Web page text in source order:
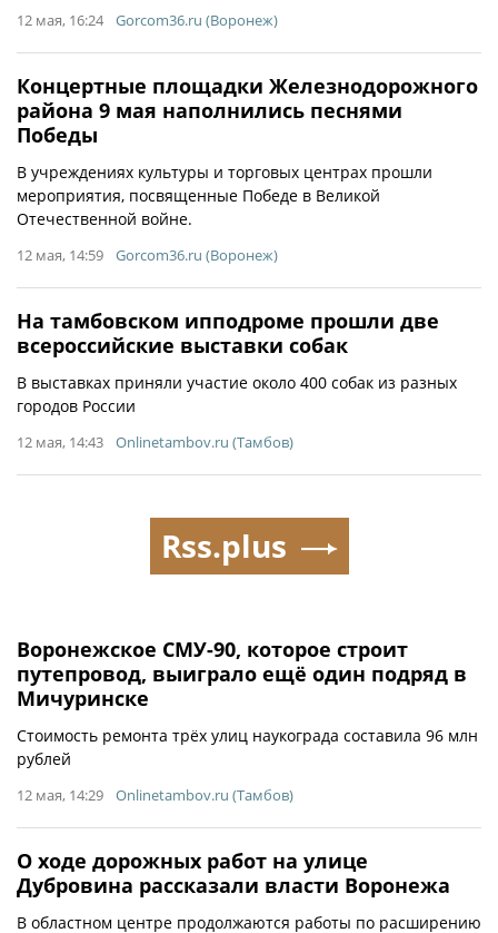
12 мая, 16:24 Gorcom36.ru (Воронеж)
Концертные площадки Железнодорожного
района 9 мая наполнились песнями
Победы
В учреждениях культуры и торговых центрах прошли
мероприятия, посвященные Победе в Великой
Отечественной войне.
12 мая, 14:59 Gorcom36.ru (Воронеж)
На тамбовском ипподроме прошли две
всероссийские выставки собак
В выставках приняли участие около 400 собак из разных
городов России
12 мая, 14:43 Onlinetambov.ru (Тамбов)
Воронежское СМУ-90, которое строит
путепровод, выиграло ещё один подряд в
Мичуринске
Стоимость ремонта трёх улиц наукограда составила 96 млн
рублей
12 мая, 14:29 Onlinetambov.ru (Тамбов)
О ходе дорожных работ на улице
Дубровина рассказали власти Воронежа
В областном центре продолжаются работы по расширению
Rss.plus